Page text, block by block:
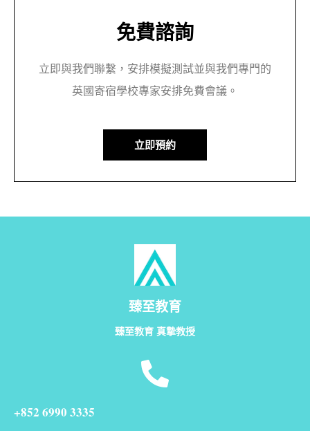
免費諮詢
立即與我們聯繫，安排模擬測試並與我們專門的
英國寄宿學校專家安排免費會議。
立即預約
臻至教育
臻至教育 真摯教授
+852 6990 3335